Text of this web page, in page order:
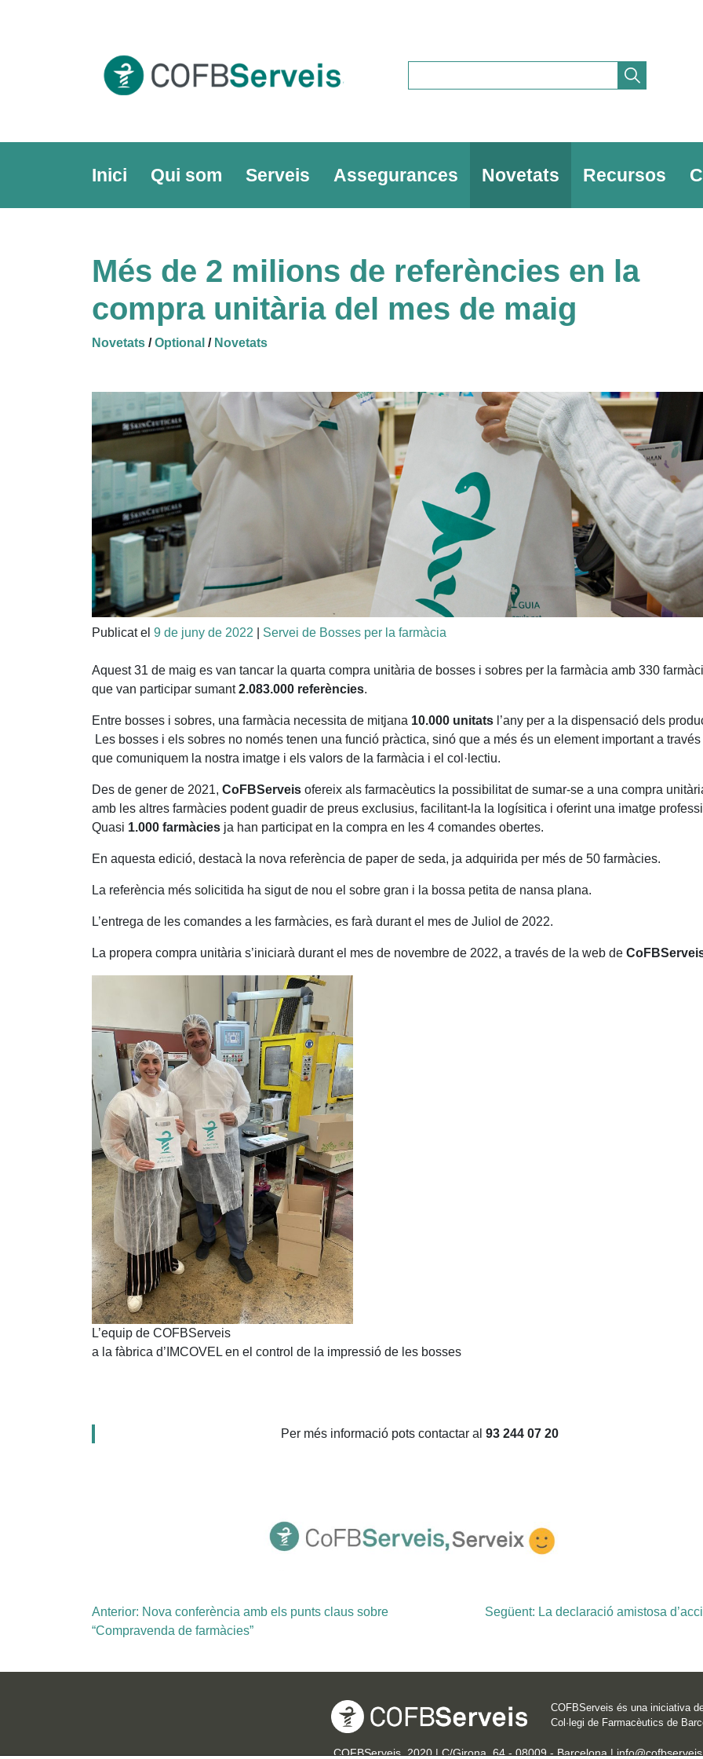
Inici Qui som Serveis Assegurances Novetats Recursos
Més de 2 milions de referències en la
compra unitària del mes de maig
Novetats /Optional / Novetats
Publicat el 9 de juny de 2022 Servei de Bosses per la farmàcia
Aquest 31 de maig es van tancar la quarta compra unitària de bosses i sobres per la farmàcia amb 330
que van participar sumant2.083.000 referències.
Entre bosses i sobres, una farmàcia necessita de mitjana 10.000 unitats l’any per a la dispensació dels
Les bosses i els sobres no només tenen una funció pràctica, sinó que a més és un element important a
que comuniquem la nostra imatge i els valors de la farmàcia i el col·lectiu.
Des de gener de 2021, CoFBServeis ofereix als farmacèutics la possibilitat de sumar-se a una compra
amb les altres farmàcies podent guadir de preus exclusius, facilitant-la la logísitica i oferint una imatge
Quasi 1.000 farmàcies ja han participat en la compra en les 4 comandes obertes.
En aquesta edició, destacà la nova referència de paper de seda, ja adquirida per més de 50 farmàcies.
La referència més solicitida ha sigut de nou el sobre gran i la bossa petita de nansa plana.
L’entrega de les comandes a les farmàcies, es farà durant el mes de Juliol de 2022.
La propera compra unitària s’iniciarà durant el mes de novembre de 2022, a través de la web de
L’equip de COFBServeis
a la fàbrica d’IMCOVEL en el control de la impressió de les bosses
Per més informació pots contactar al93 244 07 20
Navegació
Anterior: Nova conferència amb els punts claus sobre
“Compravenda de farmàcies”
Següent: La declaració amistosa
COFBServeis és una iniciativa
Col·legi de Farmacèutics de
COFBServeis, 2020 | C/Girona, 64 - 08009 - Barcelona |